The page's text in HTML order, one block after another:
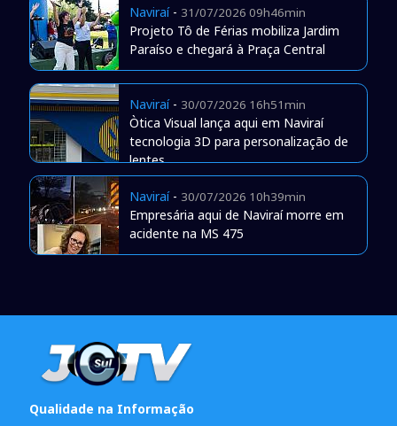
Naviraí- 31/07/2026 09h46min
Projeto Tô de Férias mobiliza Jardim
Paraíso e chegará à Praça Central
Naviraí- 30/07/2026 16h51min
Òtica Visual lança aqui em Naviraí
tecnologia 3D para personalização de
lentes
Naviraí- 30/07/2026 10h39min
Empresária aqui de Naviraí morre em
acidente na MS 475
Qualidade na Informação